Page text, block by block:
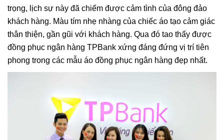
trọng, lịch sự này đã chiếm được cảm tình của đông đảo
khách hàng. Màu tím nhẹ nhàng của chiếc áo tạo cảm giác
thân thiện, gần gũi với khách hàng. Qua đó tao thấy được
đồng phục ngân hàng TPBank xứng đáng đứng vị trí tiên
phong trong các mẫu áo đồng phục ngân hàng đẹp nhất.